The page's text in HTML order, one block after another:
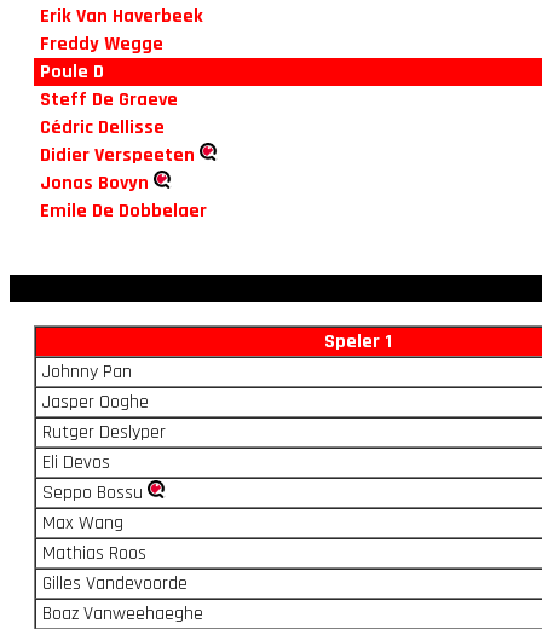
Erik Van Haverbeek
Freddy Wegge
Poule D
Steff De Graeve
Cédric Dellisse
Didier Verspeeten
Jonas Bovyn
Emile De Dobbelaer
Speler 1
Johnny Pan
Jasper Ooghe
Rutger Deslyper
Eli Devos
Seppo Bossu
Max Wang
Mathias Roos
Gilles Vandevoorde
Boaz Vanweehaeghe